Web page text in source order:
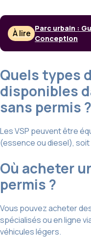
À lire Parc urbain :
Conception
Quels types
disponibles
sans permis ?
Les VSP peuvent être
(essence ou diesel), soit
Où acheter
permis ?
Vous pouvez acheter
spécialisés ou en ligne
véhicules légers.